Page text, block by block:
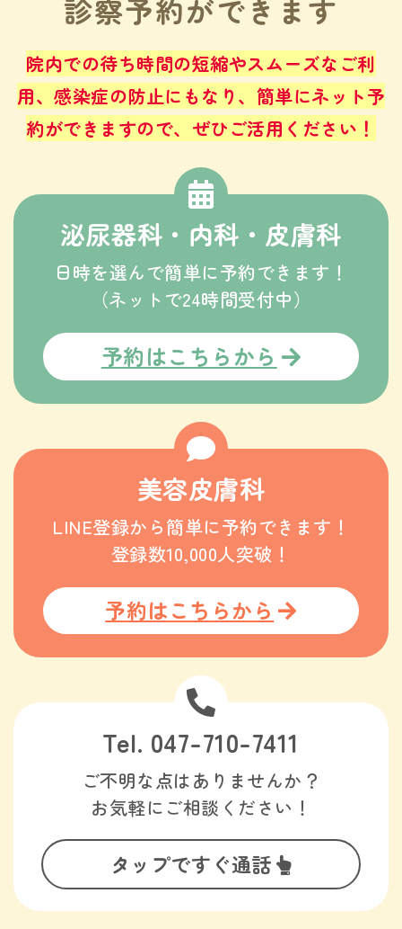
診察予約ができます
院内での待ち時間の短縮やスムーズなご利
用、感染症の防止にもなり、 簡単にネット予
約ができますので、ぜひご活用ください！
Tel. 047-710-7411
ご不明な点はありませんか？
お気軽にご相談ください！
タップですぐ通話
泌尿器科・内科・皮膚科
日時を選んで簡単に予約できます！
（ネットで24時間受付中）
予約はこちらから
美容皮膚科
LINE登録から簡単に予約できます！
登録数10,000人突破！
予約はこちらから